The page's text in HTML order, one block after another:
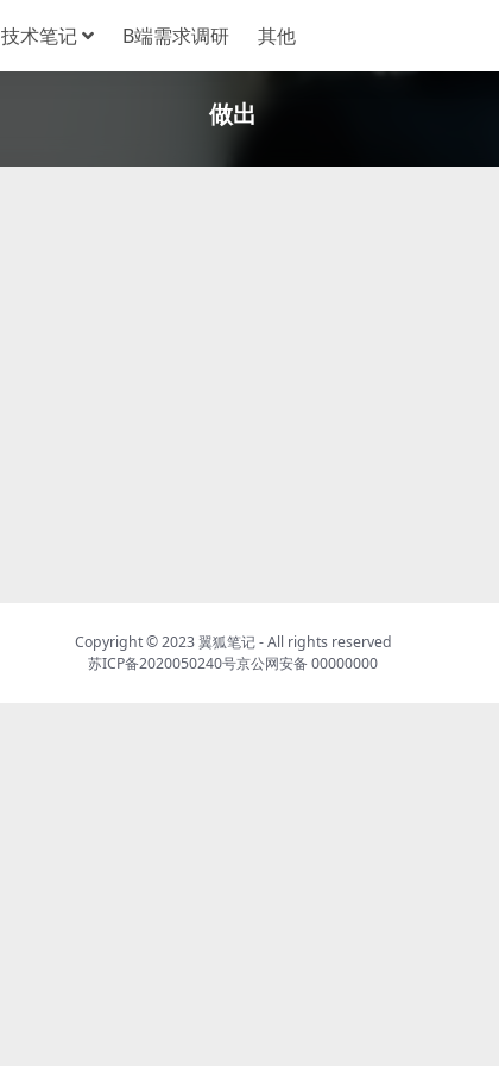
技术笔记 B端需求调研 其他
做出
Copyright © 2023翼狐笔记- All rights reserved
苏ICP备2020050240号京公网安备 00000000